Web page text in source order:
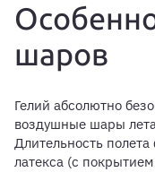
шаров
Гелий абсолютно
воздушные шары
Длительность
латекса (с